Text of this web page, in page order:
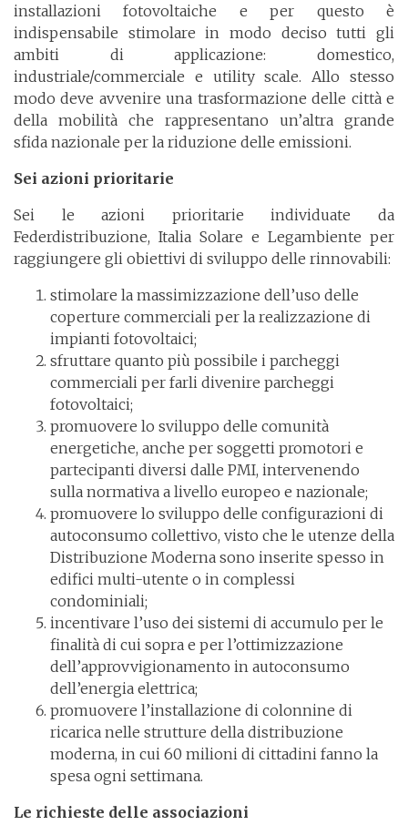
installazioni fotovoltaiche e per questo è
indispensabile stimolare in modo deciso tutti gli
ambiti di applicazione: domestico,
industriale/commerciale e utility scale. Allo stesso
modo deve avvenire una trasformazione delle città e
della mobilità che rappresentano un’altra grande
sfida nazionale per la riduzione delle emissioni.
Sei azioni prioritarie
Sei le azioni prioritarie individuate da
Federdistribuzione, Italia Solare e Legambiente per
raggiungere gli obiettivi di sviluppo delle rinnovabili:
stimolare la massimizzazione dell’uso delle
coperture commerciali per la realizzazione di
impianti fotovoltaici;
sfruttare quanto più possibile i parcheggi
commerciali per farli divenire parcheggi
fotovoltaici;
promuovere lo sviluppo delle comunità
energetiche, anche per soggetti promotori e
partecipanti diversi dalle PMI, intervenendo
sulla normativa a livello europeo e nazionale;
promuovere lo sviluppo delle configurazioni di
autoconsumo collettivo, visto che le utenze della
Distribuzione Moderna sono inserite spesso in
edifici multi-utente o in complessi
condominiali;
incentivare l’uso dei sistemi di accumulo per le
finalità di cui sopra e per l’ottimizzazione
dell’approvvigionamento in autoconsumo
dell’energia elettrica;
promuovere l’installazione di colonnine di
ricarica nelle strutture della distribuzione
moderna, in cui 60 milioni di cittadini fanno la
spesa ogni settimana.
Le richieste delle associazioni